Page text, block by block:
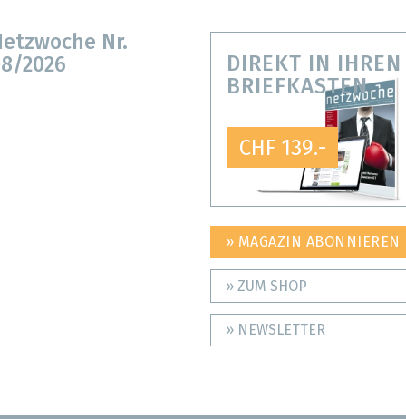
Nr.
2026
DIREKT IN IHREN
BRIEFKASTEN
CHF 139.-
» MAGAZIN ABONNIEREN
» ZUM SHOP
» NEWSLETTER